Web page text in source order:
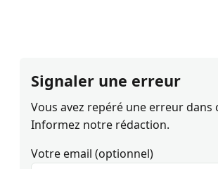
Signaler une erreur
Vous avez repéré une erreur dans
Informez notre rédaction.
Votre email (optionnel)